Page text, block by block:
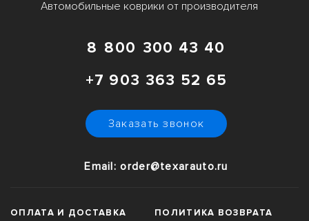
интерьер Мерседес-Бенц.
возможность выбора наилучшего варианта для вашей машины.
Забудьте о проблемах с чистотой и поддержите внешний вид
Закажите сейчас и обеспечьте защиту и стиль своего Mercedes-
TexarAuto.ru!
Автомобильные коврики от производителя
8 800 300 43 40
+7 903 363 52 65
Заказать звонок
Email: order@texarauto.ru
ОПЛАТА И ДОСТАВКА
ПОЛИТИКА ВОЗВРАТА